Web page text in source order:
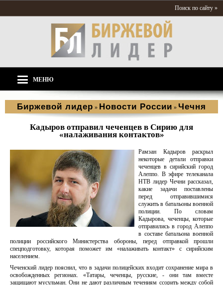
Поиск по сайту »
МЕНЮ
Биржевой лидер » Новости России » Чечня
Кадыров отправил чеченцев в Сирию для
«налаживания контактов»
Рамзан Кадыров раскрыл
некоторые детали отправки
чеченцев в сирийский город
Алеппо. В эфире телеканала
НТВ лидер Чечни рассказал,
какие задачи поставлены
перед отправившимися
служить в батальоны военной
полиции. По словам
Кадырова, чеченцы, которые
отправились в город Алеппо
в составе батальона военной
полиции российского Министерства обороны, перед отправкой прошли
спецподготовку, которая поможет им «налаживать контакт» с сирийским
населением.
Чеченский лидер пояснил, что в задачи полицейских входит сохранение мира в
освобожденных регионах. «Татары, чеченцы, русские, - они там вместе
защищают мусульман. Они не дают различным течениям ссорить между собой